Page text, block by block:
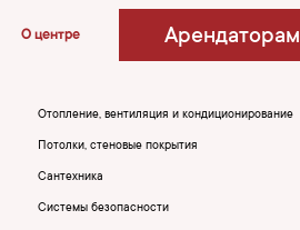
О центре Арендаторам
Отопление, вентиляция и кондиционирование
Потолки, стеновые покрытия
Сантехника
Системы безопасности